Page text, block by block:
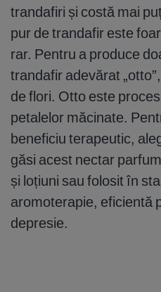
trandafiri și costă mai
pur de trandafir este
rar. Pentru a produce
trandafir adevărat
de flori. Otto este
petalelor măcinate.
beneficiu terapeutic,
găsi acest nectar
și loțiuni sau folosit în
aromoterapie, eficientă
depresie.